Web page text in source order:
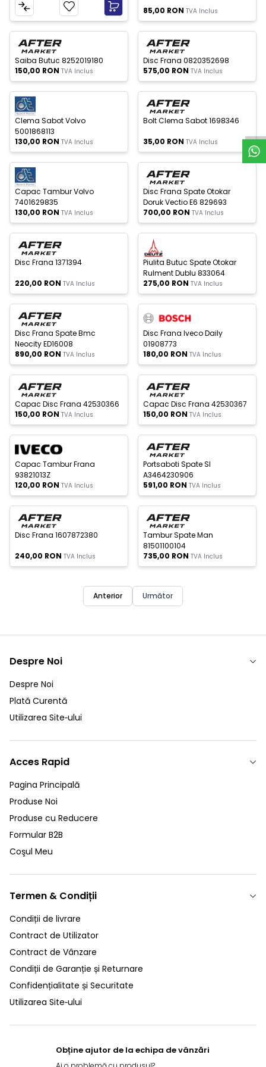
85,00 RON TVA Inclus
Nou
Epuizat
Saiba Butuc 8252019180
150,00 RON TVA Inclus
Nou
Stoc Epuizat
Disc Frana 0820352698
575,00 RON TVA Inclus
Nou
Epuizat
Clema Sabot Volvo
5001868113
130,00 RON TVA Inclus
Nou
Stoc Epuizat
Bolt Clema Sabot 1698346
35,00 RON TVA Inclus
Nou
Epuizat
Capac Tambur Volvo
7401629835
130,00 RON TVA Inclus
Nou
Stoc Epuizat
Disc Frana Spate Otokar
Doruk Vectio E6 829693
700,00 RON TVA Inclus
Nou
Epuizat
Disc Frana 1371394
220,00 RON TVA Inclus
Nou
Stoc Epuizat
Piulita Butuc Spate Otokar
Rulment Dublu 833064
275,00 RON TVA Inclus
Nou
Epuizat
Disc Frana Spate Bmc
Neocity ED16008
890,00 RON TVA Inclus
Nou
Stoc Epuizat
Disc Frana Iveco Daily
01908773
180,00 RON TVA Inclus
Nou
Epuizat
Capac Disc Frana 42530366
150,00 RON TVA Inclus
Nou
Stoc Epuizat
Capac Disc Frana 42530367
150,00 RON TVA Inclus
Nou
Epuizat
Capac Tambur Frana
93821013Z
120,00 RON TVA Inclus
Nou
Stoc Epuizat
Portsaboti Spate Sl
A3464230906
591,00 RON TVA Inclus
Nou
Epuizat
Disc Frana 1607872380
240,00 RON TVA Inclus
Nou
Stoc Epuizat
Tambur Spate Man
81501100104
735,00 RON TVA Inclus
Anterior Următor
Despre Noi
Despre Noi
Plată Curentă
Utilizarea Site‑ului
Acces Rapid
Pagina Principală
Produse Noi
Produse cu Reducere
Formular B2B
Coşul Meu
Termen & Condiții
Condiții de livrare
Contract de Utilizator
Contract de Vânzare
Condiții de Garanție și Returnare
Confidențialitate și Securitate
Utilizarea Site‑ului
Obține ajutor de la echipa de vânzări